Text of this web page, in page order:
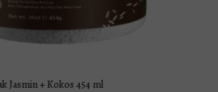
Jasmin + Kokos 454 ml